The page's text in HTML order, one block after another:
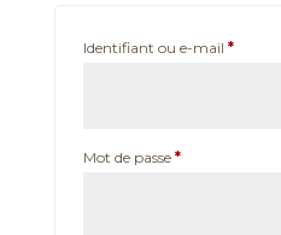
Identifiant ou e-mail *
Mot de passe *Obligatoire